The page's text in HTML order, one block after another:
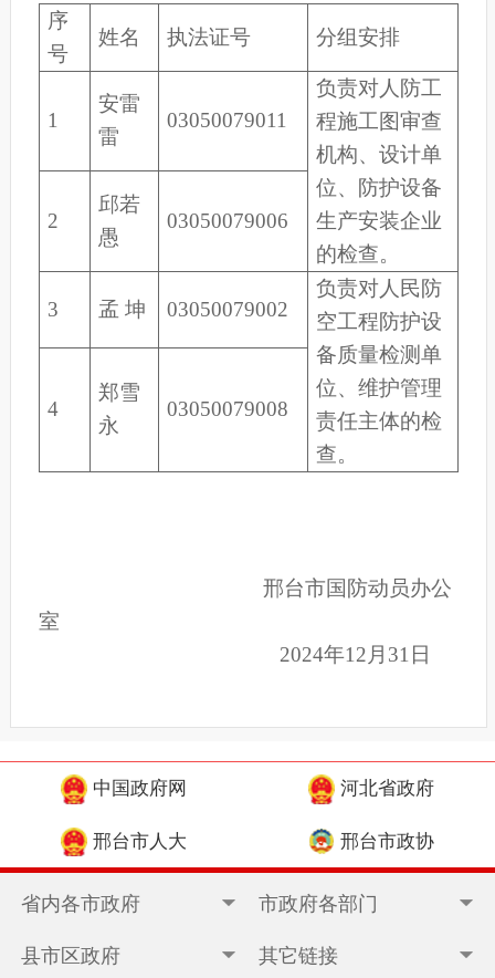
序
号
姓名 执法证号 分组安排
1
安雷
雷
03050079011
负责对人防工
程施工图审查
机构、设计单
位、防护设备
生产安装企业
的检查。
2
邱若
愚
03050079006
3 孟 坤 03050079002
负责对人民防
空工程防护设
备质量检测单
位、维护管理
责任主体的检
查。
4
郑雪
永
03050079008
邢台市国防动员办公
室
2024年12月31日
中国政府网 河北省政府
邢台市人大 邢台市政协
省内各市政府 市政府各部门
县市区政府 其它链接